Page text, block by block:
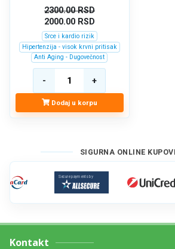
2300.00RSD
2000.00RSD
Srce i kardio rizik
Hipertenzija - visok krvni pritisak
Anti Aging - Dugovečnost
Dodaj u korpu
SIGURNA ONLINE
Kontakt